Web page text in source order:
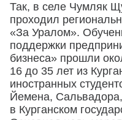
Так, в селе Чумляк
проходил
«За Уралом».
поддержки
бизнеса» прошли
16 до 35 лет из
иностранных
Йемена,
в Курганском